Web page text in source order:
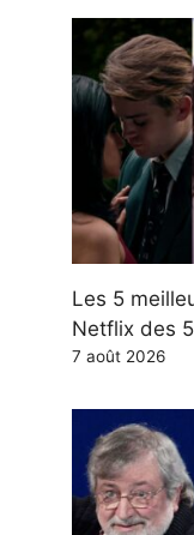
Les 5
Netflix des
7 août 2026